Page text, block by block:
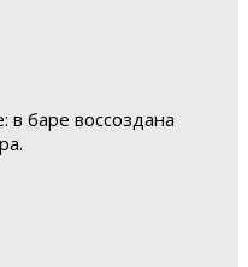
в баре воссоздана